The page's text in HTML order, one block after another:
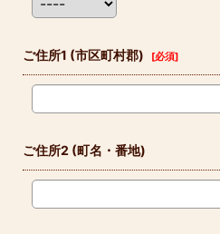
ご住所1 (市区町村郡) [必須]
ご住所2 (町名・番地)